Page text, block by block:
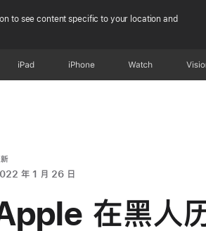
to see content specific to your location and
iPad iPhone Watch
年 1 月 26 日
在黑人